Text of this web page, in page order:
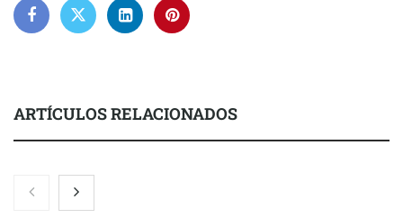
ARTÍCULOS RELACIONADOS
Nicols presenta seis modelos de anillos de compromiso para el
eclipse solar del 12 de agosto